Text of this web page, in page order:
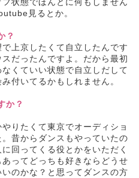
見るとか。
？
上京したくて自立したんです
だったんですよ。だから最初
くていい状態で自立しだして
付いてるかもしれません。
か？
りたくて東京でオーディショ
昔からダンスもやっていたの
回ってくる役とかをいただく
ってどっちも好きならどうせ
のかな？と思ってダンスの方